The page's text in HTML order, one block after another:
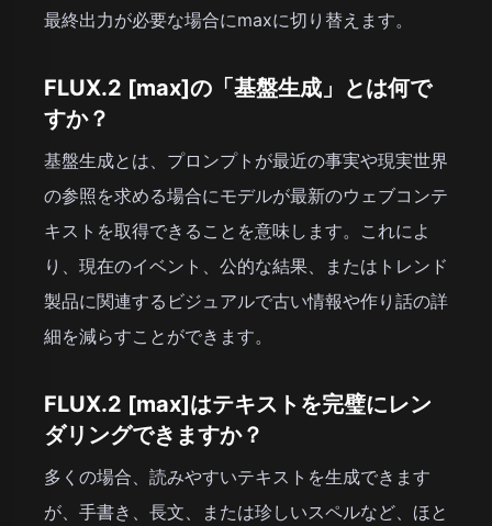
最終出力が必要な場合にmaxに切り替えます。
FLUX.2 [max]の「基盤生成」とは何で
すか？
基盤生成とは、プロンプトが最近の事実や現実世界
の参照を求める場合にモデルが最新のウェブコンテ
キストを取得できることを意味します。これによ
り、現在のイベント、公的な結果、またはトレンド
製品に関連するビジュアルで古い情報や作り話の詳
細を減らすことができます。
FLUX.2 [max]はテキストを完璧にレン
ダリングできますか？
多くの場合、読みやすいテキストを生成できます
が、手書き、長文、または珍しいスペルなど、ほと